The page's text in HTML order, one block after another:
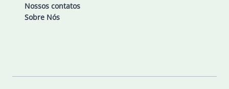
Nossos contatos
Sobre Nós